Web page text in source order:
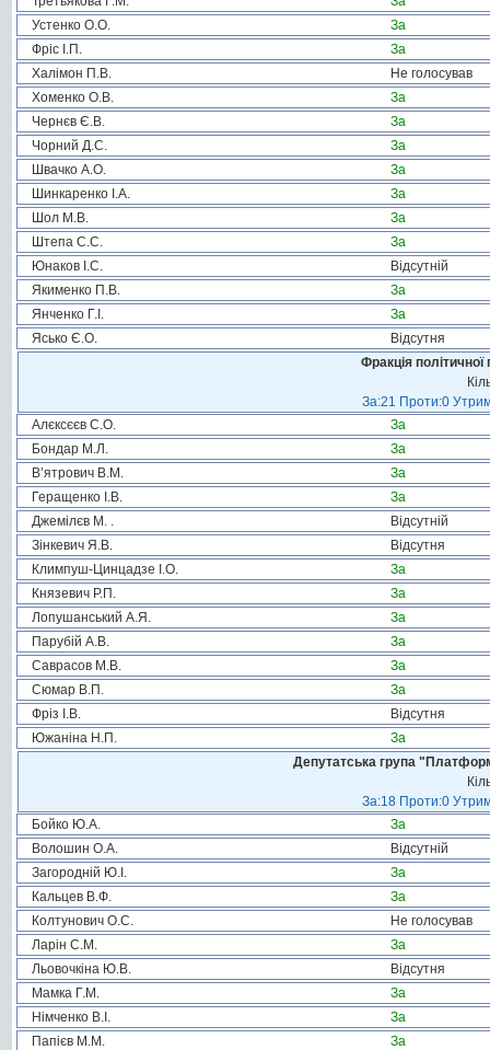
Устенко О.О.
За
Фріс І.П.
За
Халімон П.В.
Не голосував
Хоменко О.В.
За
Чернєв Є.В.
За
Чорний Д.С.
За
Швачко А.О.
За
Шинкаренко І.А.
За
Шол М.В.
За
Штепа С.С.
За
Юнаков І.С.
Відсутній
Якименко П.В.
За
Янченко Г.І.
За
Ясько Є.О.
Відсутня
Фракція
За:21 Проти:0
Алєксєєв С.О.
За
Бондар М.Л.
За
В’ятрович В.М.
За
Геращенко І.В.
За
Джемілєв М. .
Відсутній
Зінкевич Я.В.
Відсутня
Климпуш-Цинцадзе І.О.
За
Князевич Р.П.
За
Лопушанський А.Я.
За
Парубій А.В.
За
Саврасов М.В.
За
Сюмар В.П.
За
Фріз І.В.
Відсутня
Южаніна Н.П.
За
Депутатська група
За:18 Проти:0
Бойко Ю.А.
За
Волошин О.А.
Відсутній
Загородній Ю.І.
За
Кальцев В.Ф.
За
Колтунович О.С.
Не голосував
Ларін С.М.
За
Льовочкіна Ю.В.
Відсутня
Мамка Г.М.
За
Німченко В.І.
За
Папієв М.М.
За